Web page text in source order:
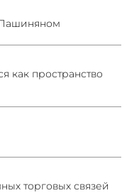
как пространство
торговых связей